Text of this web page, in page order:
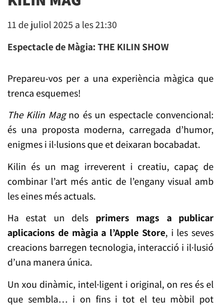
11 de juliol 2025 a les 21:30
Espectacle de Màgia: THE KILIN SHOW
Prepareu-vos per a una experiència màgica que
trenca esquemes!
The Kilin Magno és un espectacle convencional:
és una proposta moderna, carregada d’humor,
enigmes i il·lusions que et deixaran bocabadat.
Kilin és un mag irreverent i creatiu, capaç de
combinar l’art més antic de l’engany visual amb
les eines més actuals.
Ha estat un dels primers mags a publicar
aplicacions de màgia a l’Apple Store, i les seves
creacions barregen tecnologia, interacció i il·lusió
d’una manera única.
Un xou dinàmic, intel·ligent i original, on res és el
que sembla… i on fins i tot el teu mòbil pot